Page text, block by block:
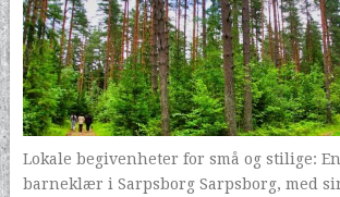
Lokale begivenheter for små og stilige:
barneklær i Sarpsborg Sarpsborg, med